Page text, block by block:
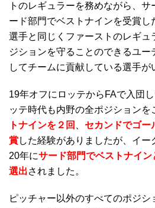
トのレギュラーを務めながら、
ード部門でベストナインを受賞し
選手と同じくファーストのレギュ
ジションを守ることのできるユー
してチームに貢献している選手が
19年オフにロッテからFAで入団し
ッテ時代も内野の全ポジションを
トナインを２回
セカンドでゴー
賞した経験がありましたが、イ
20年にサード部門でベストナイ
選出されました。
ピッチャー以外のすべてのポジシ